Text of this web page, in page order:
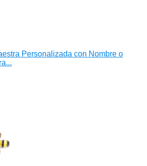
Personalizada con Nombre o